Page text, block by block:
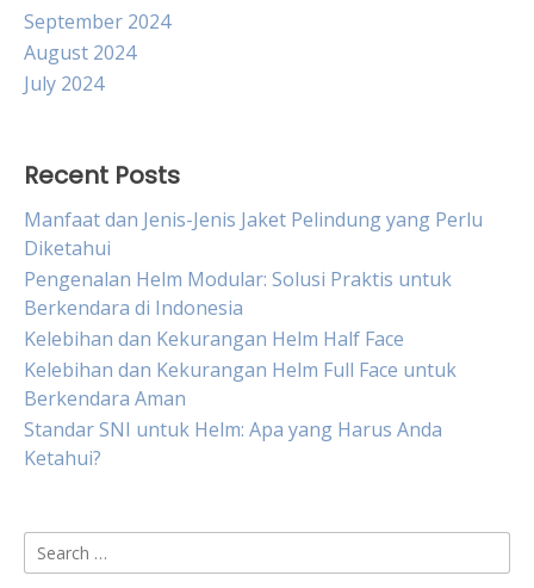
September 2024
August 2024
July 2024
Recent Posts
Manfaat dan Jenis-Jenis Jaket Pelindung yang Perlu
Diketahui
Pengenalan Helm Modular: Solusi Praktis untuk
Berkendara di Indonesia
Kelebihan dan Kekurangan Helm Half Face
Kelebihan dan Kekurangan Helm Full Face untuk
Berkendara Aman
Standar SNI untuk Helm: Apa yang Harus Anda
Ketahui?
Search
for: